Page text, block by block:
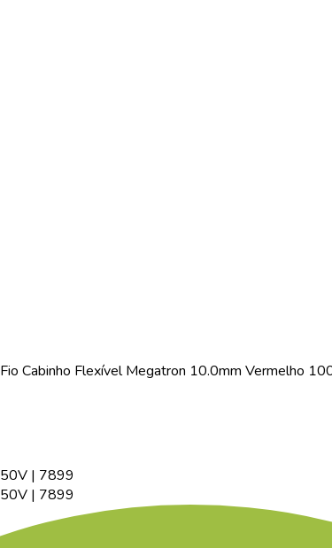
Fio Cabinho Flexível Megatron 10.0mm Vermelho